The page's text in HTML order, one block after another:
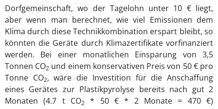
Dorfgemeinschaft, wo der Tagelohn unter 10 € liegt,
aber wenn man berechnet, wie viel Emissionen dem
Klima durch diese Technikkombination erspart bleibt, so
könnten die Geräte durch Klimazertifikate vorfinanziert
werden. Bei einer monatlichen Einsparung von 3,5
Tonnen CO2 und einem konservativen Preis von 50 € pro
Tonne CO2, wäre die Investition für die Anschaffung
eines Gerätes zur Plastikpyrolyse bereits nach gut 2
Monaten (4.7 t CO2
* 50 € * 2 Monate = 470 €)